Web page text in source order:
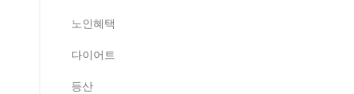
노인혜택
다이어트
등산